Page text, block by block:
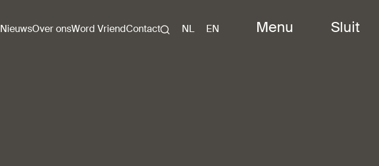
NieuwsOver onsWord VriendContact NL EN Menu Sluit